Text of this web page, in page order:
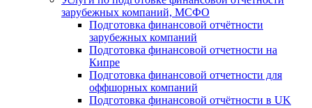
зарубежных компаний, МСФО
Подготовка финансовой отчётности
зарубежных компаний
Подготовка финансовой отчетности на
Кипре
Подготовка финансовой отчетности для
оффшорных компаний
Подготовка финансовой отчётности в UK